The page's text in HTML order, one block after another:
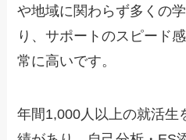
や地域に関わらず多くの
り、サポートのスピード
常に高いです。
年間1,000人以上の就活生